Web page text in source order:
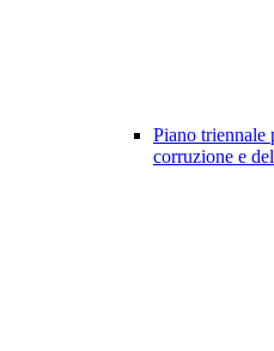
Piano triennale
corruzione e